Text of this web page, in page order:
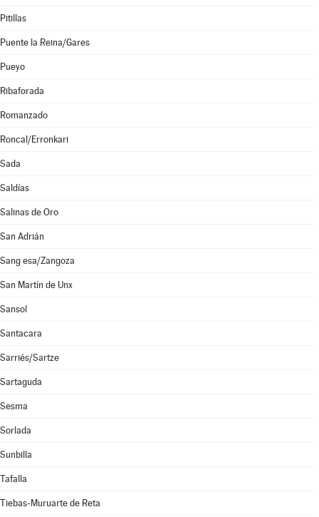
Pitillas
Puente la Reina/Gares
Pueyo
Ribaforada
Romanzado
Roncal/Erronkari
Sada
Saldías
Salinas de Oro
San Adrián
Sang esa/Zangoza
San Martín de Unx
Sansol
Santacara
Sarriés/Sartze
Sartaguda
Sesma
Sorlada
Sunbilla
Tafalla
Tiebas-Muruarte de Reta